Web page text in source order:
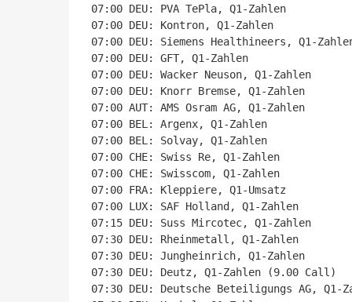
07:00 DEU: PVA TePla, Q1-Zahlen
07:00 DEU: Kontron, Q1-Zahlen
07:00 DEU: Siemens Healthineers, Q1-
07:00 DEU: GFT, Q1-Zahlen
07:00 DEU: Wacker Neuson, Q1-Zahlen
07:00 DEU: Knorr Bremse, Q1-Zahlen
07:00 AUT: AMS Osram AG, Q1-Zahlen
07:00 BEL: Argenx, Q1-Zahlen
07:00 BEL: Solvay, Q1-Zahlen
07:00 CHE: Swiss Re, Q1-Zahlen
07:00 CHE: Swisscom, Q1-Zahlen
07:00 FRA: Kleppiere, Q1-Umsatz
07:00 LUX: SAF Holland, Q1-Zahlen
07:15 DEU: Suss Mircotec, Q1-Zahlen
07:30 DEU: Rheinmetall, Q1-Zahlen
07:30 DEU: Jungheinrich, Q1-Zahlen
07:30 DEU: Deutz, Q1-Zahlen (9.00 Call)
07:30 DEU: Deutsche Beteiligungs AG, Q1-